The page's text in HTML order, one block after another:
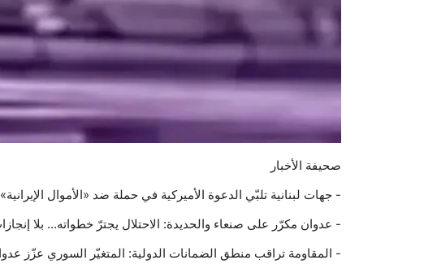
صحيفة الأخبار
- جهات لبنانية تلبّي الدعوة الأميركية في حملة ضد «الأموال
- عدوان مكرّر على صنعاء والحديدة: الاحتلال يجترّ خطواته... بلا
- المقاومة تراقب منطق الضمانات الدولية: المتغيّر السوري عزّز